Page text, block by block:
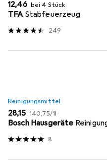
EUR
12,46 bei 4 Stück
TFA Stabfeuerzeug
249
Reinigungsmittel
EUR
28,15 EUR
140,75/1l
Bosch Hausgeräte
8